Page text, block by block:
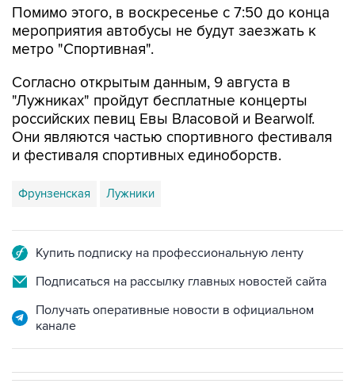
Помимо этого, в воскресенье с 7:50 до конца
мероприятия автобусы не будут заезжать к
метро "Спортивная".
Согласно открытым данным, 9 августа в
"Лужниках" пройдут бесплатные концерты
российских певиц Евы Власовой и Bearwolf.
Они являются частью спортивного фестиваля
и фестиваля спортивных единоборств.
Фрунзенская Лужники
Купить подписку на профессиональную ленту
Подписаться на рассылку главных новостей сайта
Получать оперативные новости в официальном
канале